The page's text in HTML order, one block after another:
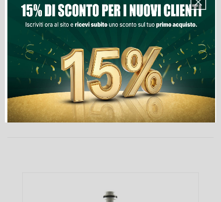
Lista Dei Desideri
Ultimi articoli in magazzino
PRODOTTI NELLA STESSA CATEGORIA